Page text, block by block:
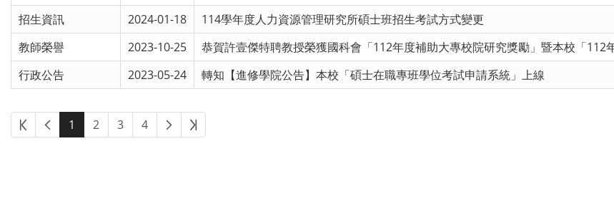
招生資訊 2024-01-18 114學年度人力資源管理研究所碩士班招生考試方式變更
教師榮譽
2023-10-25 恭賀許壹傑特聘教授榮獲國科會「112年度補助大專校院研究獎勵」暨本校「112
行政公告
2023-05-24 轉知【進修學院公告】本校「碩士在職專班學位考試申請系統」上線
1 2 3 4